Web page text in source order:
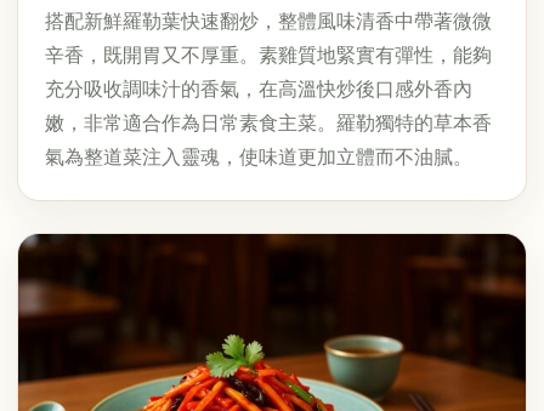
搭配新鮮羅勒葉快速翻炒，整體風味清香中帶著微微
辛香，既開胃又不厚重。素雞質地緊實有彈性，能夠
充分吸收調味汁的香氣，在高溫快炒後口感外香內
嫩，非常適合作為日常素食主菜。羅勒獨特的草本香
氣為整道菜注入靈魂，使味道更加立體而不油膩。